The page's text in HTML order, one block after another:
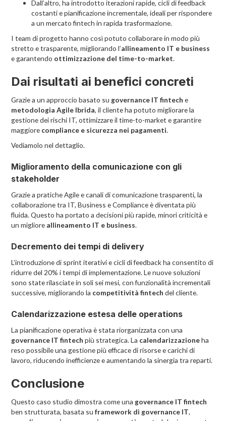
Dall’altro, ha introdotto iterazioni rapide, cicli di feedback
costanti e pianificazione incrementale, ideali per rispondere
a un mercato fintech in rapida trasformazione.
I team di progetto hanno così potuto collaborare in modo più
stretto e trasparente, migliorando l’allineamento IT e business
e garantendo ottimizzazione del time-to-market.
Dai risultati ai benefici concreti
Grazie a un approccio basato su governance IT fintech e
metodologia Agile Ibrida, il cliente ha potuto migliorare la
gestione dei rischi IT, ottimizzare il time-to-market e garantire
maggiore compliance e sicurezza nei pagamenti.
Vediamolo nel dettaglio.
Miglioramento della comunicazione con gli
stakeholder
Grazie a pratiche Agile e canali di comunicazione trasparenti, la
collaborazione tra IT, Business e Compliance è diventata più
fluida. Questo ha portato a decisioni più rapide, minori criticità e
un migliore allineamento IT e business.
Decremento dei tempi di delivery
L’introduzione di sprint iterativi e cicli di feedback ha consentito di
ridurre del 20% i tempi di implementazione. Le nuove soluzioni
sono state rilasciate in soli sei mesi, con funzionalità incrementali
successive, migliorando la competitività fintech del cliente.
Calendarizzazione estesa delle operations
La pianificazione operativa è stata riorganizzata con una
governance IT fintech più strategica. La calendarizzazioneha
reso possibile una gestione più efficace di risorse e carichi di
lavoro, riducendo inefficienze e aumentando la sinergia tra reparti.
Conclusione
Questo caso studio dimostra come una governance IT fintech
ben strutturata, basata suframework di governance IT,